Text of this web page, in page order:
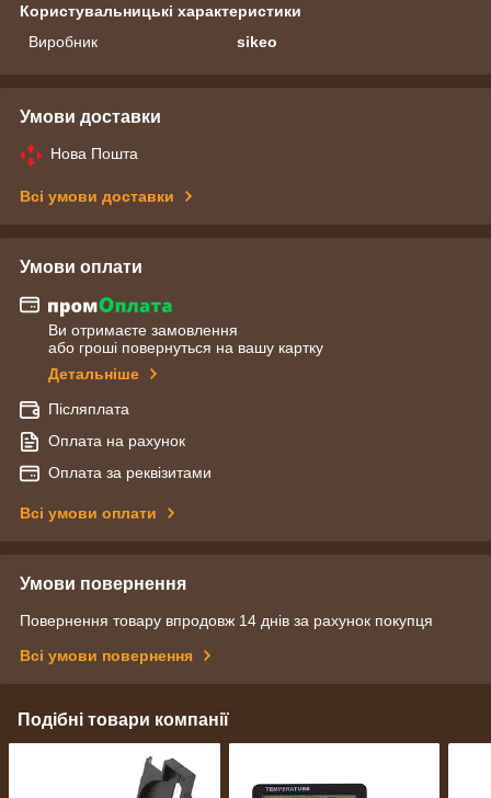
Користувальницькі характеристики
Виробник
sikeo
Умови доставки
Нова Пошта
Всі умови доставки
Умови оплати
Ви отримаєте замовлення
або гроші повернуться на вашу картку
Детальніше
Післяплата
Оплата на рахунок
Оплата за реквізитами
Всі умови оплати
Умови повернення
Повернення товару впродовж 14 днів за рахунок покупця
Всі умови повернення
Подібні товари компанії